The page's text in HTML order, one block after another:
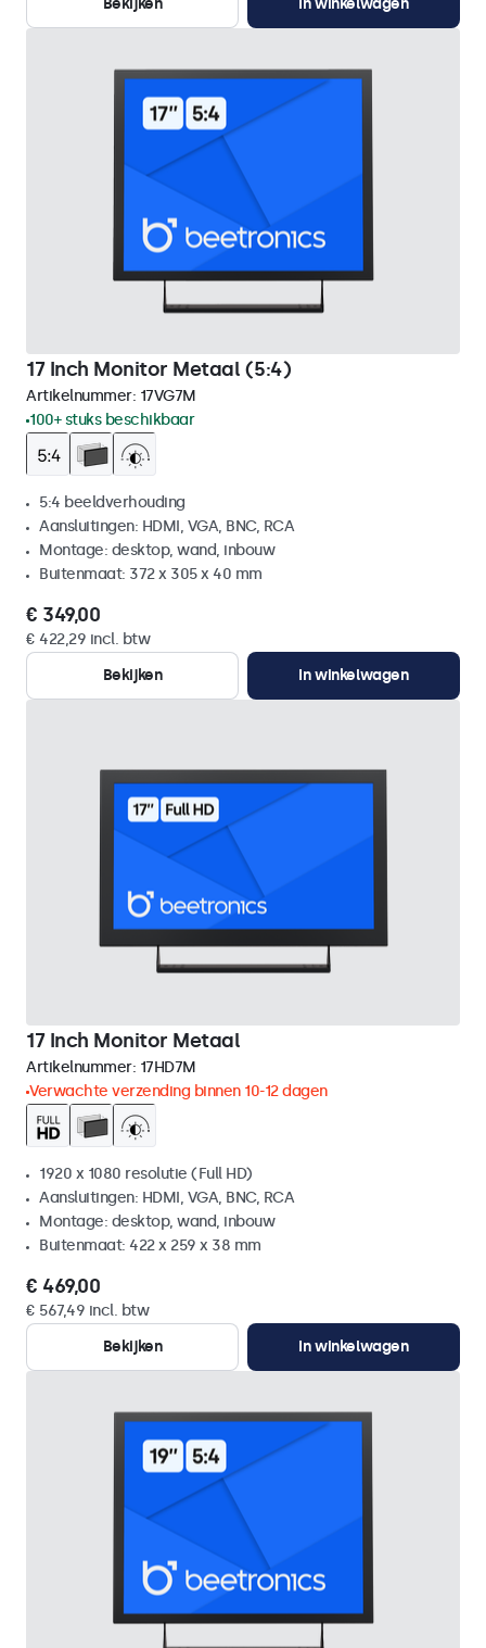
Bekijken In winkelwagen
17 Inch Monitor Metaal (5:4)
Artikelnummer: 17VG7M
100+ stuks beschikbaar
5:4 beeldverhouding
Aansluitingen: HDMI, VGA, BNC, RCA
Montage: desktop, wand, inbouw
Buitenmaat: 372 x 305 x 40 mm
€ 349,00
€ 422,29 incl. btw
Bekijken
In winkelwagen
17 Inch Monitor Metaal
Artikelnummer: 17HD7M
Verwachte verzending binnen 10-12 dagen
1920 x 1080 resolutie (Full HD)
Aansluitingen: HDMI, VGA, BNC, RCA
Montage: desktop, wand, inbouw
Buitenmaat: 422 x 259 x 38 mm
€ 469,00
€ 567,49 incl. btw
Bekijken
In winkelwagen